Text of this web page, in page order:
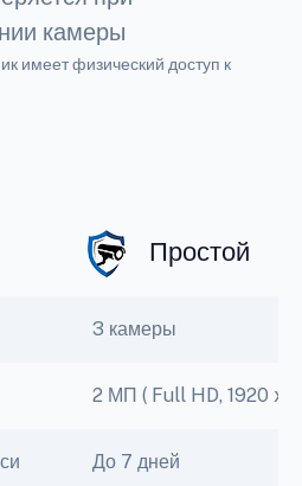
камеры
имеет физический доступ к
Простой
3 камеры
2 МП ( Full HD, 1920 x
До 7 дней